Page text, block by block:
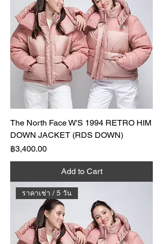
The North Face W'S 1994 RETRO HIM
DOWN JACKET (RDS DOWN)
Price
฿3,400.00
Add to Cart
ราคาเช่า / 5 วัน